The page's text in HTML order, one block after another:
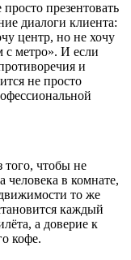
презентовать
диалоги клиента:
центр, но не хочу
с метро». И если
и
не просто
того, чтобы не
человека в комнате,
то же
каждый
а доверие к
кофе.